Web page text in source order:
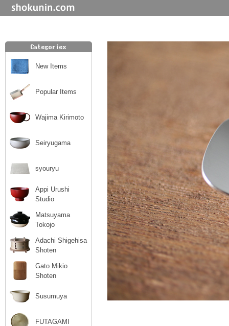
New Items
Popular Items
Wajima Kirimoto
Seiryugama
syouryu
Appi Urushi
Studio
Matsuyama
Tokojo
Adachi Shigehisa
Shoten
Gato Mikio
Shoten
Susumuya
FUTAGAMI